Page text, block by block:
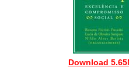
Download